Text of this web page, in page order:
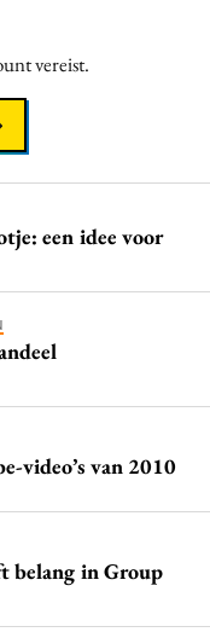
vereist.
een idee voor
video’s van 2010
belang in Group